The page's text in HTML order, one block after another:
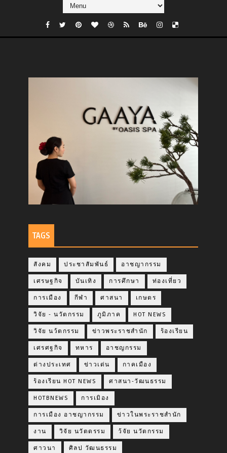
TAGS
สังคม ประชาสัมพันธ์ อาชญากรรม
เศรษฐกิจ บันเทิง การศึกษา ท่องเที่ยว
การเมือง กีฬา ศาสนา เกษตร
วิจัย - นวัตกรรม ภูมิภาค HOT NEWS
วิจัย นว้ตกรรม ข่าวพระราชสำนัก ร้องเรียน
เศรศฐกิจ ทหาร อาชญกรรม
ต่างประเทศ ข่าวเด่น กาคเมือง
ร้องเรียน HOT NEWS ศาสนา-วัฒนธรรม
HOTBNEWS การเมิอง
การเมือง อาชญากรรม ข่าวในพระราชสำนัก
งาน วิจัย นวัตดรรม ว้จัย นวัตกรรม
ศาวนา ศิลป วัฒนธรรม